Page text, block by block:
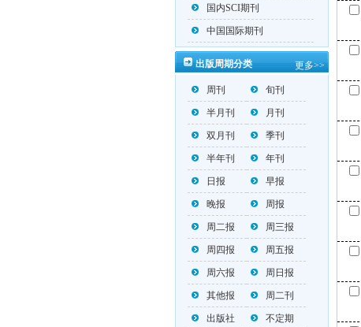
国内SCI期刊
中国国际期刊
出版周期分类 更多>>
周刊 旬刊
半月刊 月刊
双月刊 季刊
半年刊 年刊
日报 早报
晚报 周报
周二报 周三报
周四报 周五报
周六报 周日报
其他报 周二刊
出版社 不定期